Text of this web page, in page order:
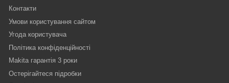
Контакти
Умови користування сайтом
Угода користувача
Політика конфіденційності
Makita гарантія 3 роки
Остерігайтеся підробки